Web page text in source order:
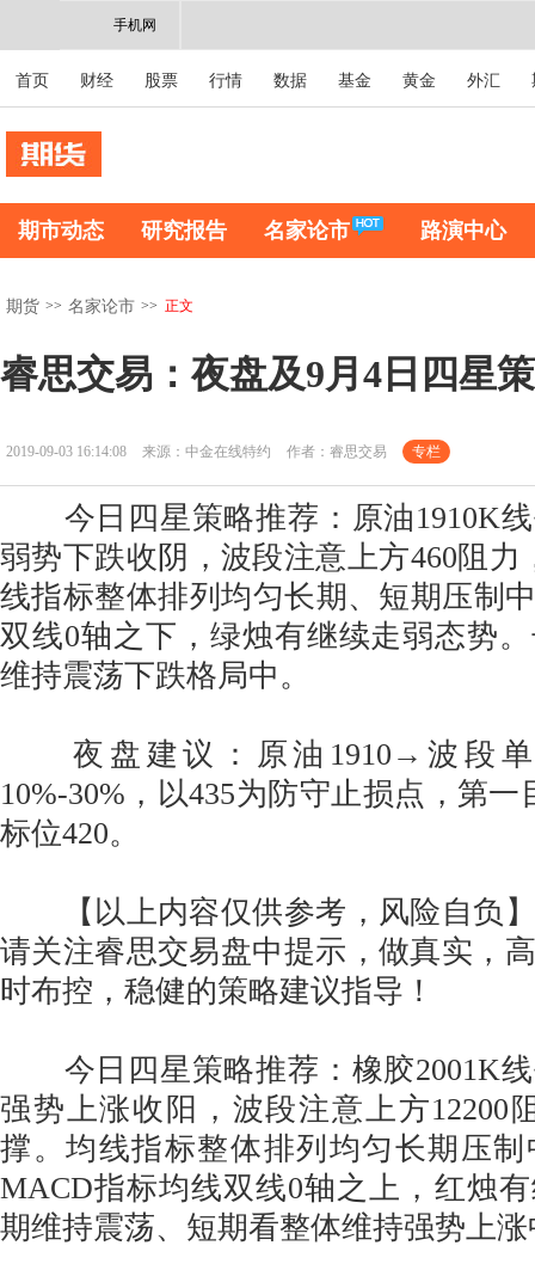
手机网
首页 财经 股票 行情 数据 基金 黄金 外汇
期市动态 研究报告 名家论市 路演中心
期货 >> 名家论市 >> 正文
睿思交易：夜盘及9月4日四星
2019-09-03 16:14:08 来源：中金在线特约 作者：睿思交易 专栏
今日四星策略推荐：原油1910K线
弱势下跌收阴，波段注意上方460阻力
线指标整体排列均匀长期、短期压制
双线0轴之下，绿烛有继续走弱态势
维持震荡下跌格局中。
夜盘建议：原油1910→波段单
10%-30%，以435为防守止损点，第
标位420。
【以上内容仅供参考，风险自负】
请关注睿思交易盘中提示，做真实，
时布控，稳健的策略建议指导！
今日四星策略推荐：橡胶2001K线
强势上涨收阳，波段注意上方12200
撑。均线指标整体排列均匀长期压
MACD指标均线双线0轴之上，红烛
期维持震荡、短期看整体维持强势上